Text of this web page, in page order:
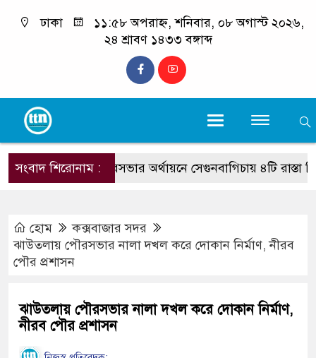
ঢাকা
১১:৫৮ অপরাহ্ন, শনিবার, ০৮ অগাস্ট ২০২৬,
২৪ শ্রাবণ ১৪৩৩ বঙ্গাব্দ
সংবাদ শিরোনাম :পৌরসভার অর্থায়নে সেগুনবাগিচায় ৪টি রাস্তা নির্মাণ
হোম
কক্সবাজার সদর
ঝাউতলায় পৌরসভার নালা দখল করে দোকান নির্মাণ, নীরব
পৌর প্রশাসন
ঝাউতলায় পৌরসভার নালা দখল করে দোকান নির্মাণ,
নীরব পৌর প্রশাসন